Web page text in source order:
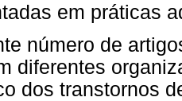
em práticas
número de
diferentes
dos transtornos